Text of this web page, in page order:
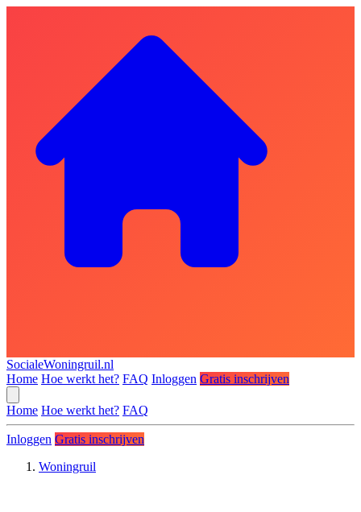
SocialeWoningruil.nl
Home Hoe werkt het? FAQ Inloggen Gratis inschrijven
Home Hoe werkt het? FAQ
Inloggen Gratis inschrijven
Woningruil